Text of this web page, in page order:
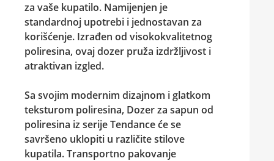
za vaše kupatilo. Namijenjen je
standardnoj upotrebi i jednostavan za
korišćenje. Izrađen od visokokvalitetnog
poliresina, ovaj dozer pruža izdržljivost i
atraktivan izgled.
Sa svojim modernim dizajnom i glatkom
teksturom poliresina, Dozer za sapun od
poliresina iz serije Tendance će se
savršeno uklopiti u različite stilove
kupatila. Transportno pakovanje